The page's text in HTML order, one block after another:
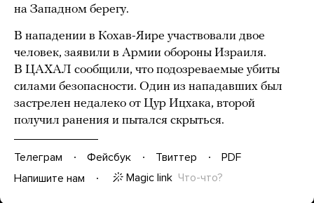
на Западном берегу.
В нападении в Кохав-Яире участвовали двое
человек, заявили в Армии обороны Израиля.
В ЦАХАЛ сообщили, что подозреваемые убиты
силами безопасности. Один из нападавших был
застрелен недалеко от Цур Ицхака, второй
получил ранения и пытался скрыться.
Телеграм Фейсбук Твиттер
PDF
Напишите нам
Magic link Что-что?